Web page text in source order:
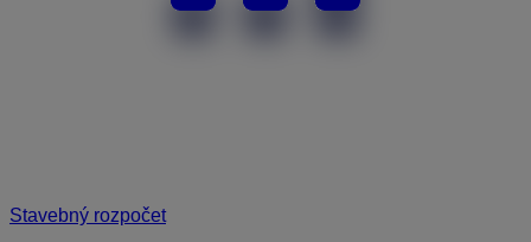
Stavebný rozpočet